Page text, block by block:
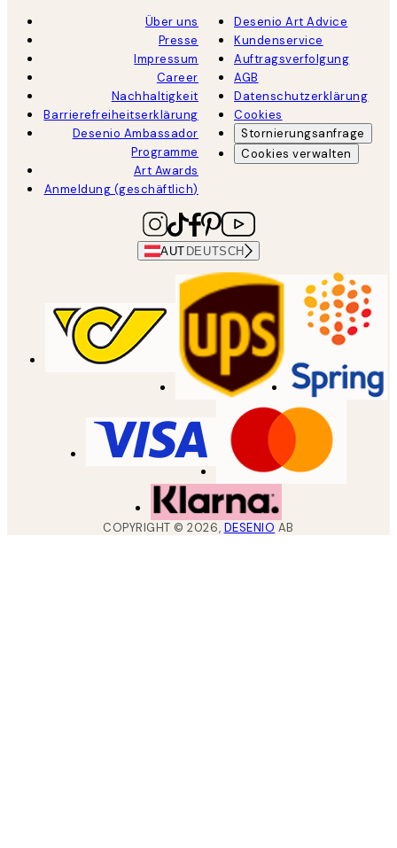
Über uns
Presse
Impressum
Career
Nachhaltigkeit
Barrierefreiheitserklärung
Desenio Ambassador
Programme
Art Awards
Anmeldung (geschäftlich)
Desenio Art Advice
Kundenservice
Auftragsverfolgung
AGB
Datenschutzerklärung
Cookies
Stornierungsanfrage
Cookies verwalten
AUT DEUTSCH
COPYRIGHT ©2026, DESENIO AB